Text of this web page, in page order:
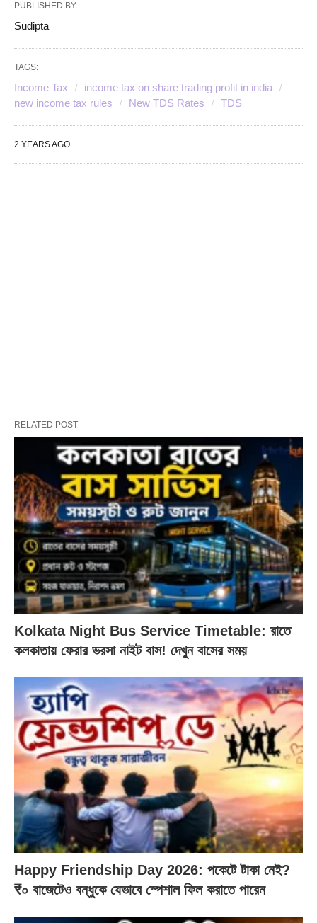
PUBLISHED BY
Sudipta
TAGS:
Income Tax
income tax on share trading profit in india
new income tax rules
New TDS Rates TDS
2 YEARS AGO
RELATED POST
Kolkata Night Bus Service Timetable: রাতে
কলকাতায় ফেরার ভরসা নাইট বাস! দেখুন বাসের সময়
Happy Friendship Day 2026: পকেটে টাকা নেই?
₹০ বাজেটেও বন্ধুকে যেভাবে স্পেশাল ফিল করাতে পারেন